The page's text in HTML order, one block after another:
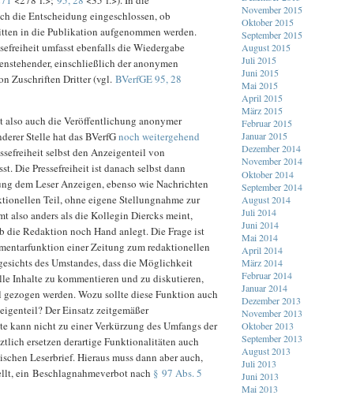
die Entscheidung eingeschlossen, ob
in die Publikation aufgenommen werden.
umfasst ebenfalls die Wiedergabe
einschließlich der anonymen
Zuschriften Dritter (vgl. BVerfGE 95, 28
also auch die Veröffentlichung anonymer
Stelle hat das BVerfGnoch weitergehend
selbst den Anzeigenteil von
Die Pressefreiheit ist danach selbst dann
dem Leser Anzeigen, ebenso wie Nachrichten
Teil, ohne eigene Stellungnahme zur
also anders als die Kollegin Diercks meint,
die Redaktion noch Hand anlegt. Die Frage ist
einer Zeitung zum redaktionellen
des Umstandes, dass die Möglichkeit
Inhalte zu kommentieren und zu diskutieren,
werden. Wozu sollte diese Funktion auch
Der Einsatz zeitgemäßer
kann nicht zu einer Verkürzung des Umfangs der
ersetzen derartige Funktionalitäten auch
Leserbrief. Hieraus muss dann aber auch,
ein Beschlagnahmeverbot nach § 97 Abs. 5
November 2015
Oktober 2015
September 2015
August 2015
Juli 2015
Juni 2015
Mai 2015
April 2015
März 2015
Februar 2015
Januar 2015
Dezember 2014
November 2014
Oktober 2014
September 2014
August 2014
Juli 2014
Juni 2014
Mai 2014
April 2014
März 2014
Februar 2014
Januar 2014
Dezember 2013
November 2013
Oktober 2013
September 2013
August 2013
Juli 2013
Juni 2013
Mai 2013